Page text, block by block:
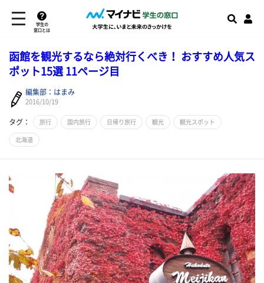
学生の
窓口とは
函館を観光するなら絶対行くべき！ おすすめ人気ス
ポット15選 11ページ目
編集部：はまみ
2016/10/19
タグ： 旅行 国内旅行 日帰り旅行 観光 観光スポット
北海道